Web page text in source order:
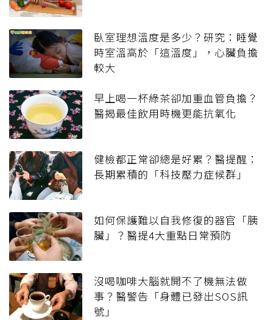
臥室理想溫度是多少？研究：睡覺
時室溫高於「這溫度」，心臟負擔
較大
早上喝一杯綠茶卻加重血管負擔？
醫揭最佳飲用時機更能抗氧化
健檢都正常卻總是好累？醫提醒：
長期累積的「科技壓力症候群」
如何保護難以自我修復的器官「胰
臟」？醫提4大重點日常預防
沒喝咖啡大腦就開不了機無法做
事？醫警告「身體已發出SOS訊
號」